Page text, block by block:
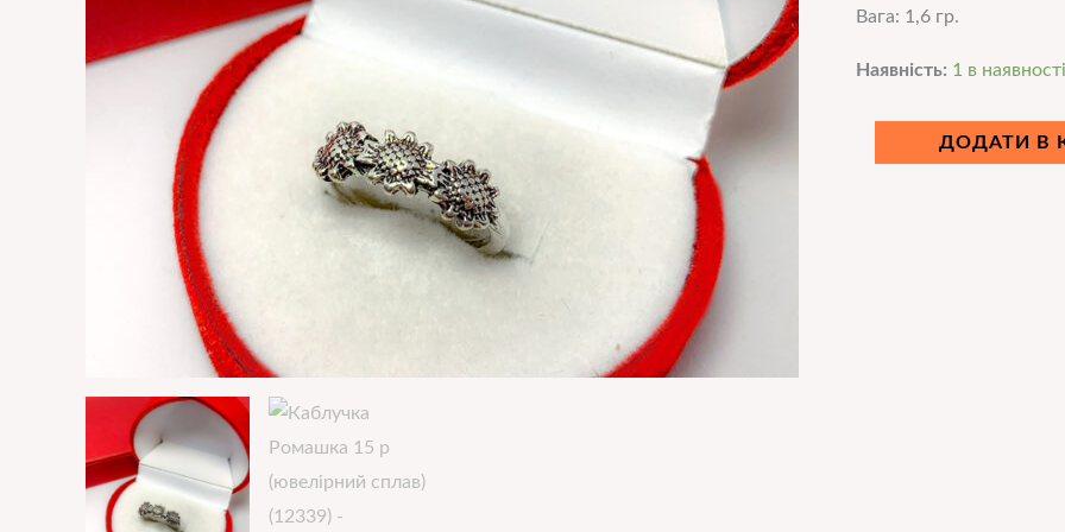
Вага: 1,6 гр.
Наявність: 1 в наявності
ДОДАТИ В